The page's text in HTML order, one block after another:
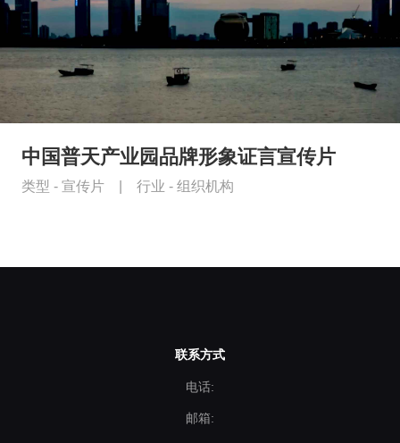
中国普天产业园品牌形象证言宣传片
类型 - 宣传片 行业 - 组织机构
联系方式
电话:
邮箱: